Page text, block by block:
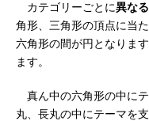
カテゴリーごとに異な
角形、三角形の頂点に当
六角形の間が円となりま
ます。
真ん中の六角形の中にテ
丸、長丸の中にテーマを